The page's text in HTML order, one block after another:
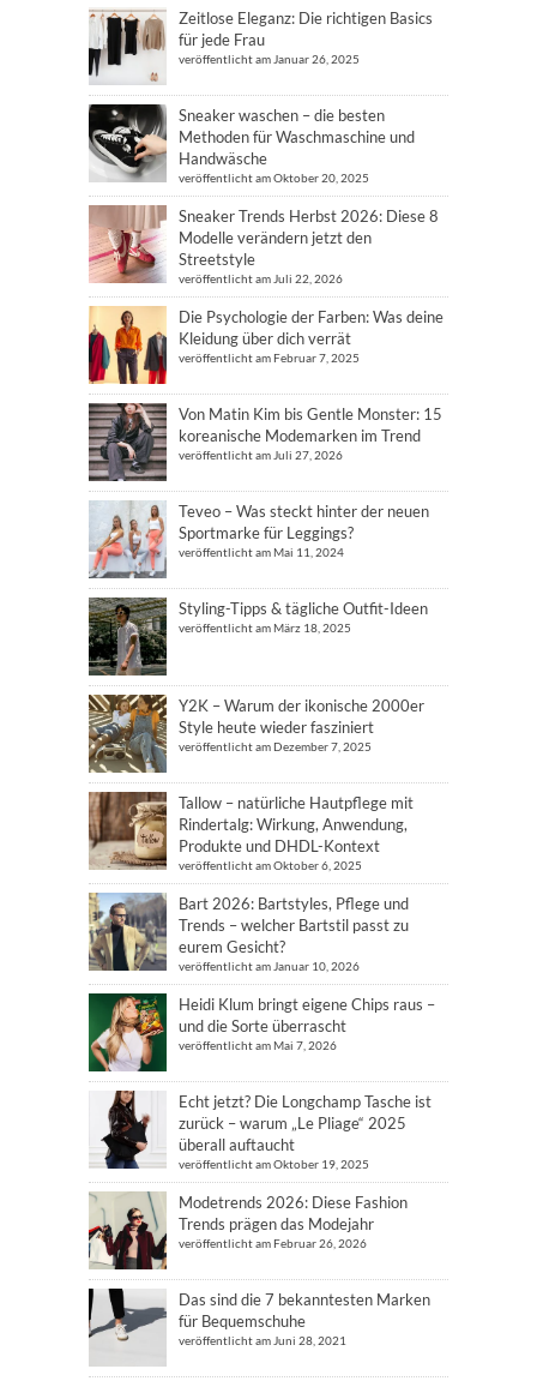
Zeitlose Eleganz: Die richtigen Basics
für jede Frau
veröffentlicht am Januar 26, 2025
Sneaker waschen – die besten
Methoden für Waschmaschine und
Handwäsche
veröffentlicht am Oktober 20, 2025
Sneaker Trends Herbst 2026: Diese 8
Modelle verändern jetzt den
Streetstyle
veröffentlicht am Juli 22, 2026
Die Psychologie der Farben: Was deine
Kleidung über dich verrät
veröffentlicht am Februar 7, 2025
Von Matin Kim bis Gentle Monster: 15
koreanische Modemarken im Trend
veröffentlicht am Juli 27, 2026
Teveo – Was steckt hinter der neuen
Sportmarke für Leggings?
veröffentlicht am Mai 11, 2024
Styling-Tipps & tägliche Outfit-Ideen
veröffentlicht am März 18, 2025
Y2K – Warum der ikonische 2000er
Style heute wieder fasziniert
veröffentlicht am Dezember 7, 2025
Tallow – natürliche Hautpflege mit
Rindertalg: Wirkung, Anwendung,
Produkte und DHDL-Kontext
veröffentlicht am Oktober 6, 2025
Bart 2026: Bartstyles, Pflege und
Trends – welcher Bartstil passt zu
eurem Gesicht?
veröffentlicht am Januar 10, 2026
Heidi Klum bringt eigene Chips raus –
und die Sorte überrascht
veröffentlicht am Mai 7, 2026
Echt jetzt? Die Longchamp Tasche ist
zurück – warum „Le Pliage“ 2025
überall auftaucht
veröffentlicht am Oktober 19, 2025
Modetrends 2026: Diese Fashion
Trends prägen das Modejahr
veröffentlicht am Februar 26, 2026
Das sind die 7 bekanntesten Marken
für Bequemschuhe
veröffentlicht am Juni 28, 2021